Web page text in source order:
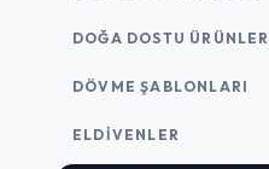
DOĞA DOSTU ÜRÜNLER
DÖVME ŞABLONLARI
ELDIVENLER